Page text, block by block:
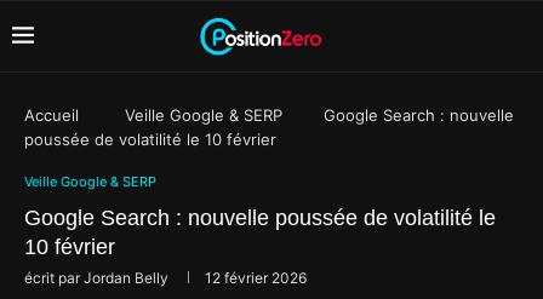
Accueil Veille Google & SERP
Google Search : nouvelle
poussée de volatilité le 10 février
Veille Google & SERP
Google Search : nouvelle poussée de volatilité le
10 février
écrit parJordan Belly 12 février 2026